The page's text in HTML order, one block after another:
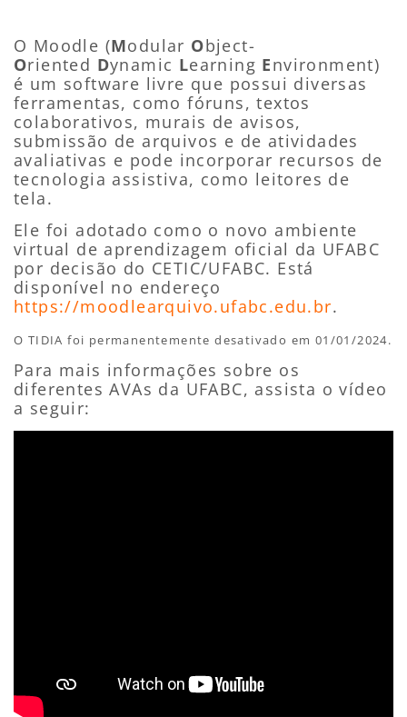
O Moodle (Modular Object-
Oriented Dynamic Learning Environment)
é um software livre que possui diversas
ferramentas, como fóruns, textos
colaborativos, murais de avisos,
submissão de arquivos e de atividades
avaliativas e pode incorporar recursos de
tecnologia assistiva, como leitores de
tela.
Ele foi adotado como o novo ambiente
virtual de aprendizagem oficial da UFABC
por decisão do CETIC/UFABC. Está
disponível no endereço
https://moodlearquivo.ufabc.edu.br.
O TIDIA foi permanentemente desativado em 01/01/2024.
Para mais informações sobre os
diferentes AVAs da UFABC, assista o vídeo
a seguir: